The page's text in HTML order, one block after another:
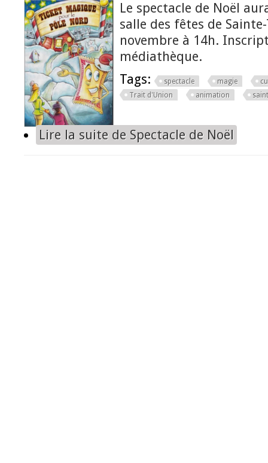
Le spectacle de Noël
salle des fêtes de
novembre à 14h.
médiathèque.
Tags:
spectacle magie
Trait d'Union
animation
Lire la suite de Spectacle de Noël